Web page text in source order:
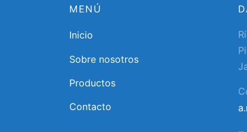
MENÚ
Inicio
Sobre nosotros
Productos
Contacto